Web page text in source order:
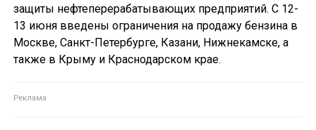
защиты нефтеперерабатывающих предприятий. С 12-
13 июня введены ограничения на продажу бензина в
Москве, Санкт-Петербурге, Казани, Нижнекамске, а
также в Крыму и Краснодарском крае.